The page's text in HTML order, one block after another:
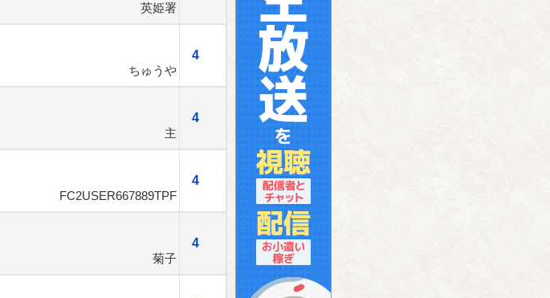
英姫署
4
ちゅうや
4
主
4
FC2USER667889TPF
4
菊子